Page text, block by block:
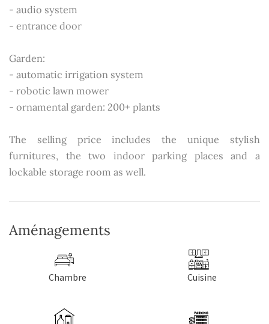
- audio system
- entrance door
Garden:
- automatic irrigation system
- robotic lawn mower
- ornamental garden: 200+ plants
The selling price includes the unique stylish
furnitures, the two indoor parking places and a
lockable storage room as well.
Aménagements
Chambre Cuisine